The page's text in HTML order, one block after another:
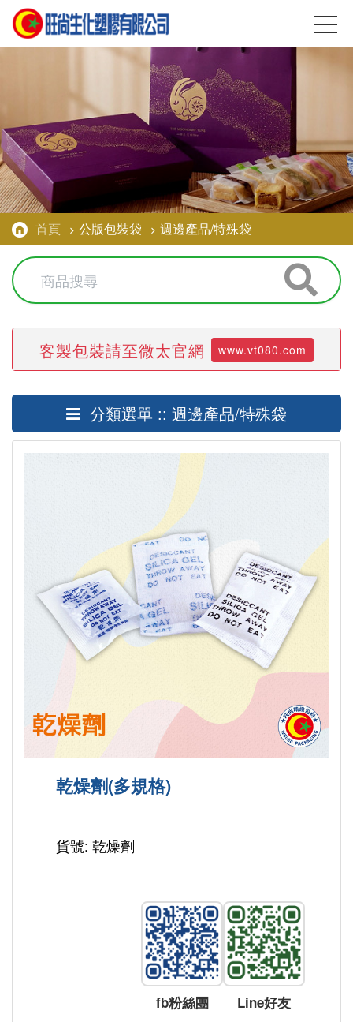
首頁 公版包裝袋 週邊產品/特殊袋
客製包裝請至微太官網 www.vt080.com
分類選單 :: 週邊產品/特殊袋
乾燥劑(多規格)
貨號: 乾燥劑
fb粉絲團 Line好友